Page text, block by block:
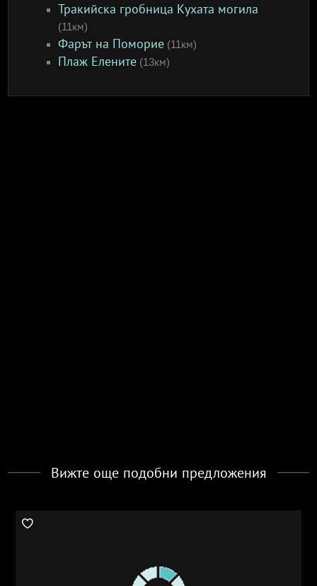
Тракийска гробница Кухата могила
(11км)
Фарът на Поморие (11км)
Плаж Елените (13км)
Вижте още подобни предложения